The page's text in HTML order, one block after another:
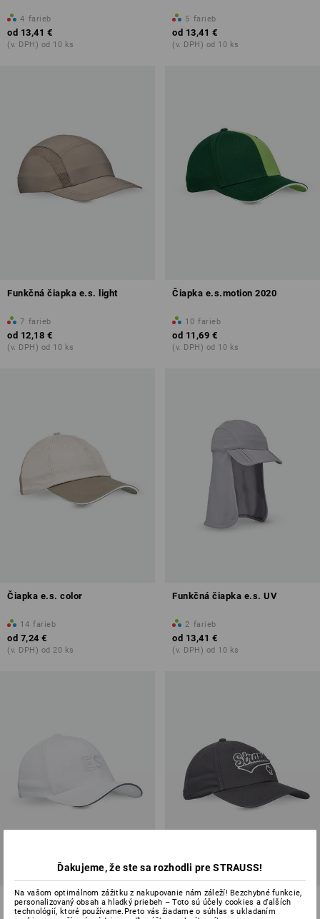
4 farieb
od 13,41 €
(v. DPH) od 10 ks
5 farieb
od 13,41 €
(v. DPH) od 10 ks
Funkčná čiapka e.s. light
7 farieb
od 12,18 €
(v. DPH) od 10 ks
Čiapka e.s.motion 2020
10 farieb
od 11,69 €
(v. DPH) od 10 ks
Čiapka e.s. color
14 farieb
od 7,24 €
(v. DPH) od 20 ks
Funkčná čiapka e.s. UV
2 farieb
od 13,41 €
(v. DPH) od 10 ks
Čiapka e.s. Čiapka e.s.e:pic
Ďakujeme, že ste sa rozhodli pre STRAUSS!
Na vašom optimálnom zážitku z nakupovanie nám záleží! Bezchybné funkcie,
personalizovaný obsah a hladký priebeh – Toto sú účely cookies a ďalších
technológií, ktoré používame.Preto vás žiadame o súhlas s ukladaním